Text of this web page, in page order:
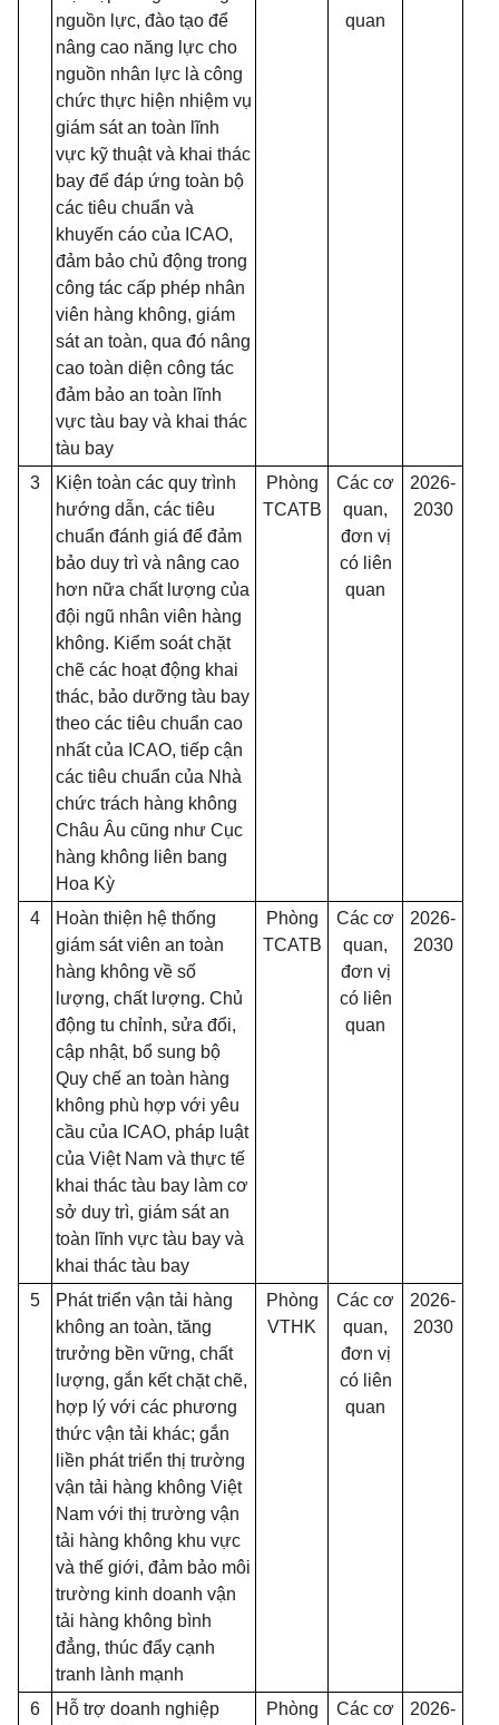
nguồn lực, đào tạo để
nâng cao năng lực cho
nguồn nhân lực là công
chức thực hiện nhiệm vụ
giám sát an toàn lĩnh
vực kỹ thuật và khai thác
bay để đáp ứng toàn bộ
các tiêu chuẩn và
khuyến cáo của ICAO,
đảm bảo chủ động trong
công tác cấp phép nhân
viên hàng không, giám
sát an toàn, qua đó nâng
cao toàn diện công tác
đảm bảo an toàn lĩnh
vực tàu bay và khai thác
tàu bay
quan
3
Kiện toàn các quy trình
hướng dẫn, các tiêu
chuẩn đánh giá để đảm
bảo duy trì và nâng cao
hơn nữa chất lượng của
đội ngũ nhân viên hàng
không. Kiểm soát chặt
chẽ các hoạt động khai
thác, bảo dưỡng tàu bay
theo các tiêu chuẩn cao
nhất của ICAO, tiếp cận
các tiêu chuẩn của Nhà
chức trách hàng không
Châu Âu cũng như Cục
hàng không liên bang
Hoa Kỳ
Phòng
TCATB
Các cơ
quan,
đơn vị
có liên
quan
2026-
2030
4
Hoàn thiện hệ thống
giám sát viên an toàn
hàng không về số
lượng, chất lượng. Chủ
động tu chỉnh, sửa đổi,
cập nhật, bổ sung bộ
Quy chế an toàn hàng
không phù hợp với yêu
cầu của ICAO, pháp luật
của Việt Nam và thực tế
khai thác tàu bay làm cơ
sở duy trì, giám sát an
toàn lĩnh vực tàu bay và
khai thác tàu bay
Phòng
TCATB
Các cơ
quan,
đơn vị
có liên
quan
2026-
2030
5
Phát triển vận tải hàng
không an toàn, tăng
trưởng bền vững, chất
lượng, gắn kết chặt chẽ,
hợp lý với các phương
thức vận tải khác; gắn
liền phát triển thị trường
vận tải hàng không Việt
Nam với thị trường vận
tải hàng không khu vực
và thế giới, đảm bảo môi
trường kinh doanh vận
tải hàng không bình
đẳng, thúc đẩy cạnh
tranh lành mạnh
Phòng
VTHK
Các cơ
quan,
đơn vị
có liên
quan
2026-
2030
6
Hỗ trợ doanh nghiệp
Phòng
Các cơ
2026-